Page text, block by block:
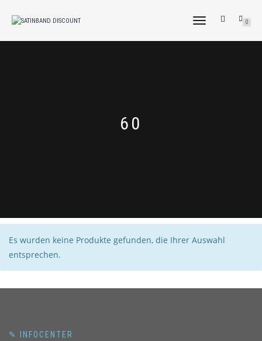
NAVIGATION
0
60
Es wurden keine Produkte gefunden, die Ihrer Auswahl
entsprechen.
✎ INFOCENTER